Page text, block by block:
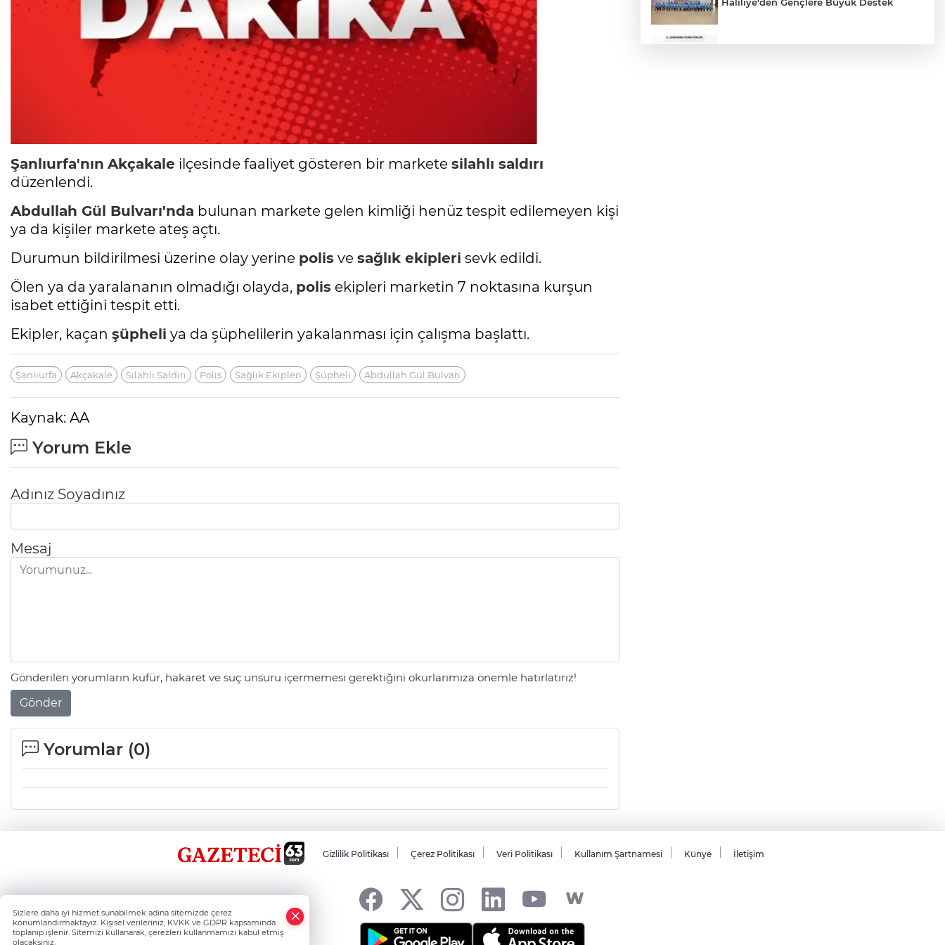
Şanlıurfa'nın Akçakale ilçesinde faaliyet gösteren bir markete silahlı saldırı
düzenlendi.
Abdullah Gül Bulvarı'nda bulunan markete gelen kimliği henüz tespit edilemeyen kişi
ya da kişiler markete ateş açtı.
Durumun bildirilmesi üzerine olay yerine polis ve sağlık ekipleri sevk edildi.
Ölen ya da yaralananın olmadığı olayda, polis ekipleri marketin 7 noktasına kurşun
isabet ettiğini tespit etti.
Ekipler, kaçan şüpheli ya da şüphelilerin yakalanması için çalışma başlattı.
Şanlıurfa Akçakale Silahlı Saldırı Polis Sağlık Ekipleri Şüpheli Abdullah Gül Bulvarı
Kaynak: AA
Yorum Ekle
Adınız Soyadınız
Mesaj
Gönderilen yorumların küfür, hakaret ve suç unsuru içermemesi gerektiğini okurlarımıza önemle hatırlatırız!
Gönder
Yorumlar (0)
Gizlilik Politikası Çerez Politikası Veri Politikası Kullanım Şartnamesi Künye İletişim
Sizlere daha iyi hizmet sunabilmek adına sitemizde çerez
konumlandırmaktayız. Kişisel verileriniz, KVKK ve GDPR kapsamında
toplanıp işlenir. Sitemizi kullanarak, çerezleri kullanmamızı kabul etmiş
olacaksınız.
Whatsapp